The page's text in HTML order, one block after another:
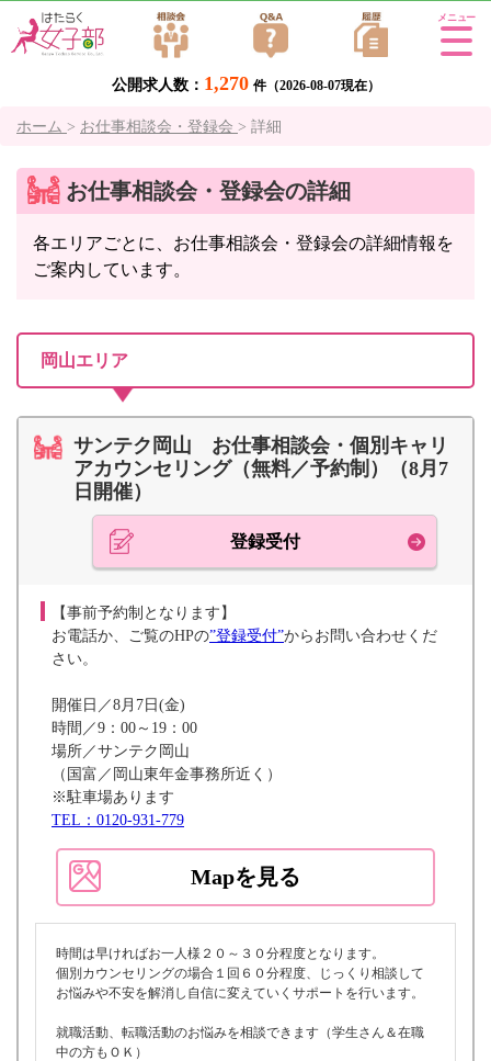
公開求人数： 1,270 件（2026-08-07現在）
Tog
ホーム > お仕事相談会・登録会 > 詳細
お仕事相談会・登録会の詳細
各エリアごとに、お仕事相談会・登録会の詳細情報を
ご案内しています。
岡山エリア
サンテク岡山 お仕事相談会・個別キャリ
アカウンセリング（無料／予約制）（8月7
日開催）
登録受付
【事前予約制となります】
お電話か、ご覧のHPの”登録受付”からお問い合わせくだ
さい。
開催日／8月7日(金)
時間／9：00～19：00
場所／サンテク岡山
（国富／岡山東年金事務所近く）
※駐車場あります
TEL：0120-931-779
Mapを見る
時間は早ければお一人様２０～３０分程度となります。
個別カウンセリングの場合１回６０分程度、じっくり相談して
お悩みや不安を解消し自信に変えていくサポートを行います。
就職活動、転職活動のお悩みを相談できます（学生さん＆在職
中の方もＯＫ）